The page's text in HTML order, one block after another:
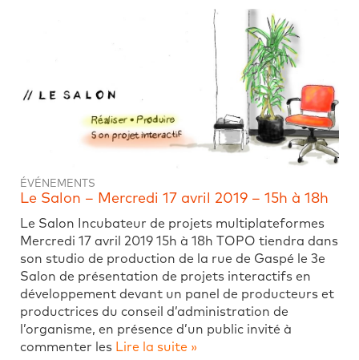
ÉVÉNEMENTS
Le Salon – Mercredi 17 avril 2019 – 15h à 18h
Le Salon Incubateur de projets multiplateformes
Mercredi 17 avril 2019 15h à 18h TOPO tiendra dans
son studio de production de la rue de Gaspé le 3e
Salon de présentation de projets interactifs en
développement devant un panel de producteurs et
productrices du conseil d’administration de
l’organisme, en présence d’un public invité à
commenter les Lire la suite »